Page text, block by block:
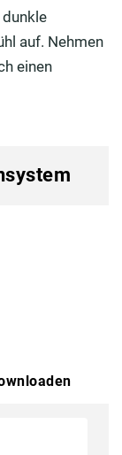
dunkle
auf. Nehmen
einen